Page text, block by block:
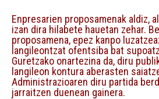
Enpresarien proposamenak aldiz,
izan dira hilabete hauetan zehar.
proposamena, epez kanpo
langileontzat ofentsiba bat
Guretzako onartezina da, diru
langileon kontura aberasten
Administrazioaren diru partida
jarraitzen duenean gainera.